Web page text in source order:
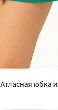
Атласная юбка